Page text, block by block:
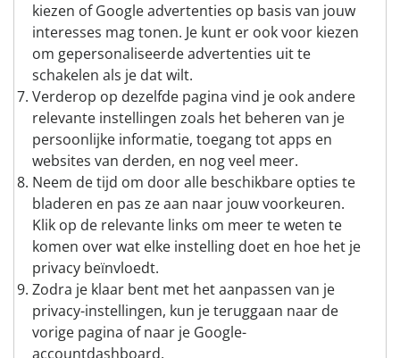
kiezen of Google advertenties op basis van jouw
interesses mag tonen. Je kunt er ook voor kiezen
om gepersonaliseerde advertenties uit te
schakelen als je dat wilt.
Verderop op dezelfde pagina vind je ook andere
relevante instellingen zoals het beheren van je
persoonlijke informatie, toegang tot apps en
websites van derden, en nog veel meer.
Neem de tijd om door alle beschikbare opties te
bladeren en pas ze aan naar jouw voorkeuren.
Klik op de relevante links om meer te weten te
komen over wat elke instelling doet en hoe het je
privacy beïnvloedt.
Zodra je klaar bent met het aanpassen van je
privacy-instellingen, kun je teruggaan naar de
vorige pagina of naar je Google-
accountdashboard.